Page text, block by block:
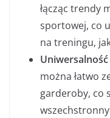
łącząc trendy
sportowej, co
na treningu,
Uniwersalność
można łatwo
garderoby, co